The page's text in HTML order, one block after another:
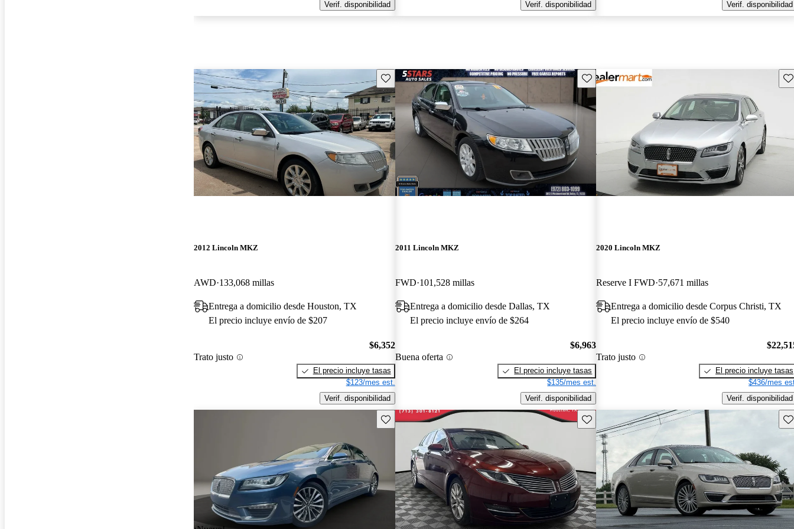
Verif. disponibilidad Verif. disponibilidad Verif. disponibilidad
Guarda este Aviso
2012 Lincoln MKZ
AWD 133,068 millas
Entrega a domicilio desde Houston, TX
El precio incluye envío de $207
Trato justo
$6,352
El precio incluye tasas
$123/mes est.
Verif. disponibilidad
Guarda este Aviso
2011 Lincoln MKZ
FWD 101,528 millas
Entrega a domicilio desde Dallas, TX
El precio incluye envío de $264
Buena oferta
$6,963
El precio incluye tasas
$135/mes est.
Verif. disponibilidad
2020 Lincoln MKZ
Reserve I FWD 57,671 millas
Entrega a domicilio desde Corpus Christi, TX
El precio incluye envío de $540
Trato justo
El precio incluye tasas
$436/mes
Verif. disponibilidad
Guarda este Aviso Guarda este Aviso